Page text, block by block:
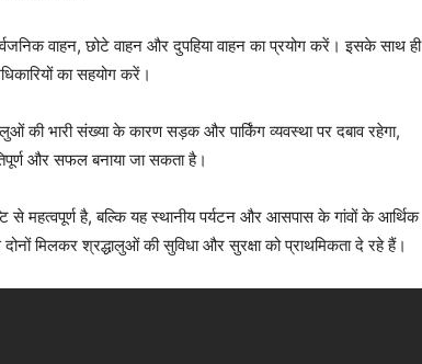
वाहन, छोटे वाहन और दुपहिया वाहन का प्रयोग करें। इसके साथ ही
का सहयोग करें।
की भारी संख्या के कारण सड़क और पार्किंग व्यवस्था पर दबाव रहेगा,
और सफल बनाया जा सकता है।
से महत्वपूर्ण है, बल्कि यह स्थानीय पर्यटन और आसपास के गांवों के आर्थिक
मिलकर श्रद्धालुओं की सुविधा और सुरक्षा को प्राथमिकता दे रहे हैं।